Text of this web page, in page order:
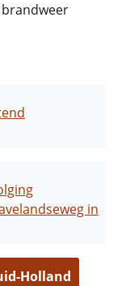
in
Holland